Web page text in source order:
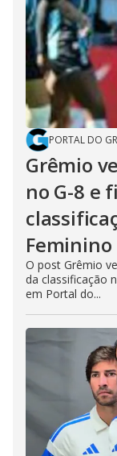
PORTAL DO
Grêmio
no G-8 e
Feminino
O post Grêmio
da classificação
em Portal do...